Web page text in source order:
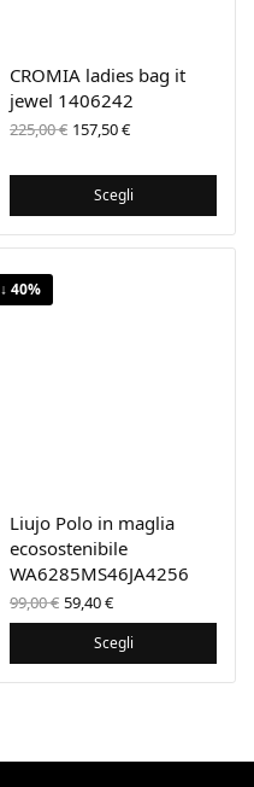
CROMIA ladies bag it
jewel 1406242
225,00€ Il prezzo
originale
225,00 €.
157,50€Il prezzo
157,50 €.
Scegli
↓ 40%
Liujo Polo in maglia
ecosostenibile
WA6285MS46JA4256
99,00€ Il prezzo
originale
era:
99,00 €.
59,40€Il
prezzo
attuale
è:
59,40 €.
Scegli